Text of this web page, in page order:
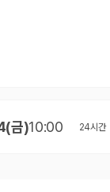
금)10:00 24시간